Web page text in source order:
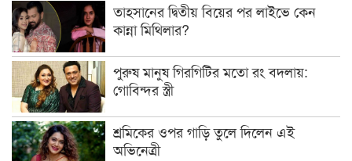
তাহসানের দ্বিতীয় বিয়ের পর লাইভে কেন
কান্না মিথিলার?
পুরুষ মানুষ গিরগিটির মতো রং বদলায়:
গোবিন্দর স্ত্রী
শ্রমিকের ওপর গাড়ি তুলে দিলেন এই
অভিনেত্রী